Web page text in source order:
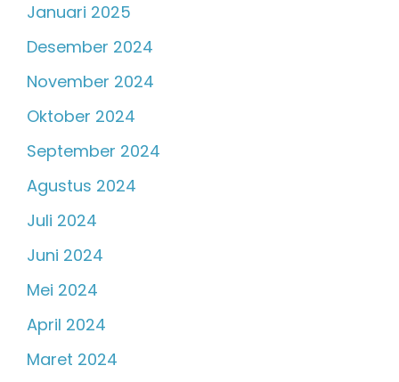
Januari 2025
Desember 2024
November 2024
Oktober 2024
September 2024
Agustus 2024
Juli 2024
Juni 2024
Mei 2024
April 2024
Maret 2024